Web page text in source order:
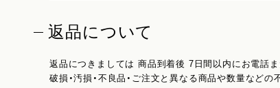
返品について
返品につきましては 商品到着後 7日間以内にお電話
破損・汚損・不良品・ご注文と異なる商品や数量などの